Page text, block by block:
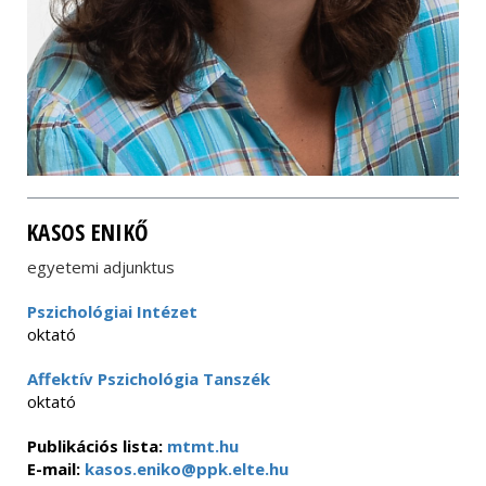
KASOS ENIKŐ
egyetemi adjunktus
Pszichológiai Intézet
oktató
Affektív Pszichológia Tanszék
oktató
Publikációs lista: mtmt.hu
E-mail: kasos.eniko@ppk.elte.hu